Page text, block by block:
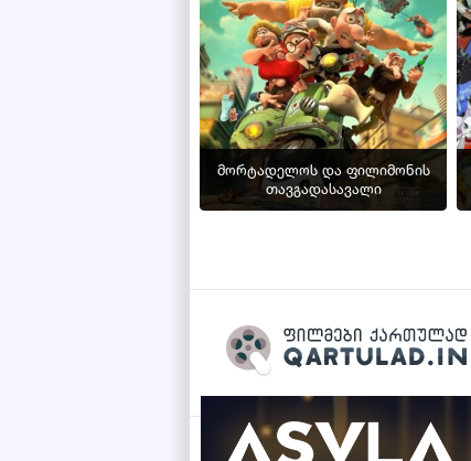
მორტადელოს და ფილიმონის
თავგადასავალი
Qartulad.in © 2026